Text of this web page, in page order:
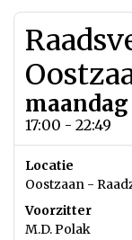
17:00 - 22:49
Locatie
Oostzaan -
Voorzitter
M.D. Polak